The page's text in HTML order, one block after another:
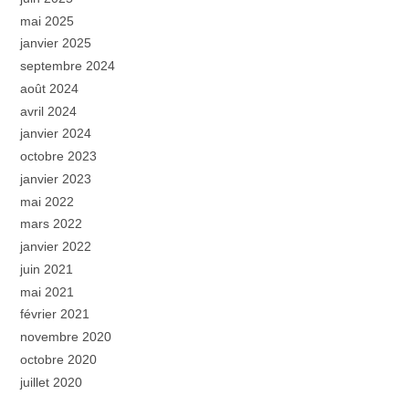
mai 2025
janvier 2025
septembre 2024
août 2024
avril 2024
janvier 2024
octobre 2023
janvier 2023
mai 2022
mars 2022
janvier 2022
juin 2021
mai 2021
février 2021
novembre 2020
octobre 2020
juillet 2020